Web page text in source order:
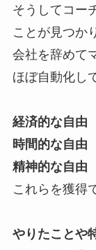
そうしてコー
ことが見つか
会社を辞めて
ほぼ自動化し
経済的な自由
時間的な自由
精神的な自由
これらを獲得
やりたことや